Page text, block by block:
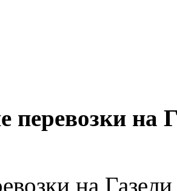
перевозки на
на